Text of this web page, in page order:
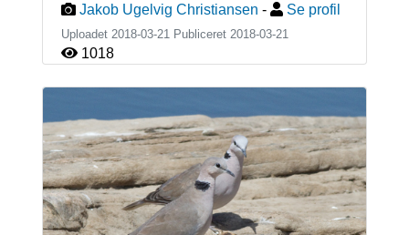
Jakob Ugelvig Christiansen - Se profil
Uploadet 2018-03-21 Publiceret 2018-03-21
1018